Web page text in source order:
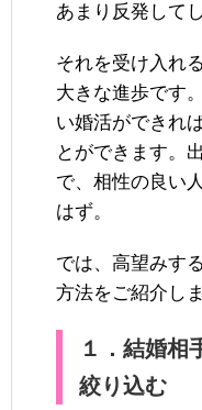
あまり反発して
それを受け入れ
大きな進歩です
い婚活ができれ
とができます。
で、相性の良い
はず。
では、高望みす
方法をご紹介しま
１．結婚相
絞り込む